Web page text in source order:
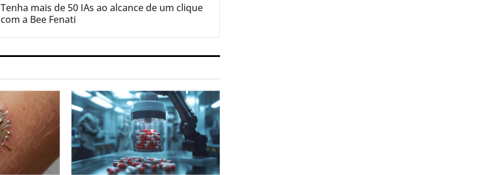
Tenha mais de 50 IAs ao alcance de um clique
com a Bee Fenati